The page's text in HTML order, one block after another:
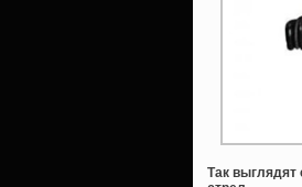
Так выглядят